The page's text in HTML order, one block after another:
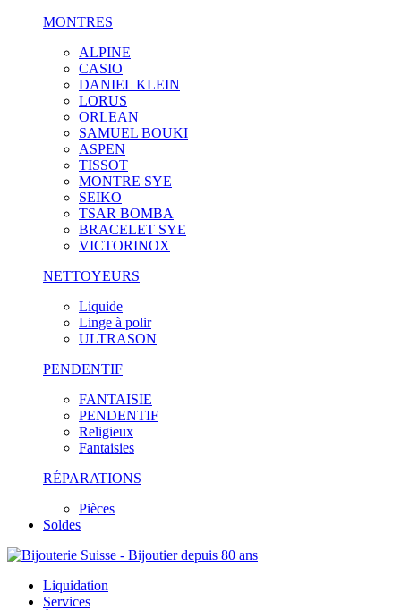
MONTRES
ALPINE
CASIO
DANIEL KLEIN
LORUS
ORLEAN
SAMUEL BOUKI
ASPEN
TISSOT
MONTRE SYE
SEIKO
TSAR BOMBA
BRACELET SYE
VICTORINOX
NETTOYEURS
Liquide
Linge à polir
ULTRASON
PENDENTIF
FANTAISIE
PENDENTIF
Religieux
Fantaisies
RÉPARATIONS
Pièces
Soldes
Liquidation
Services